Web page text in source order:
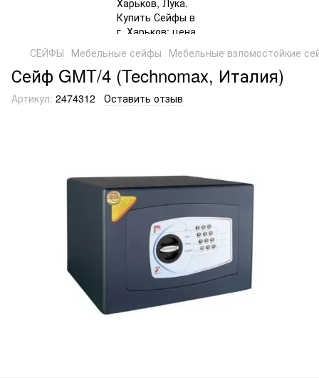
СЕЙФЫ Мебельные сейфы Мебельные взломостойкие
Сейф GMT/4 (Technomax, Италия)
Артикул: 2474312 Оставить отзыв